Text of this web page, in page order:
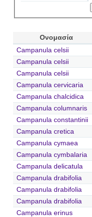
Ονομασία
Campanula celsii
Campanula celsii
Campanula celsii
Campanula cervicaria
Campanula chalcidica
Campanula columnaris
Campanula constantinii
Campanula cretica
Campanula cymaea
Campanula cymbalaria
Campanula delicatula
Campanula drabifolia
Campanula drabifolia
Campanula drabifolia
Campanula erinus